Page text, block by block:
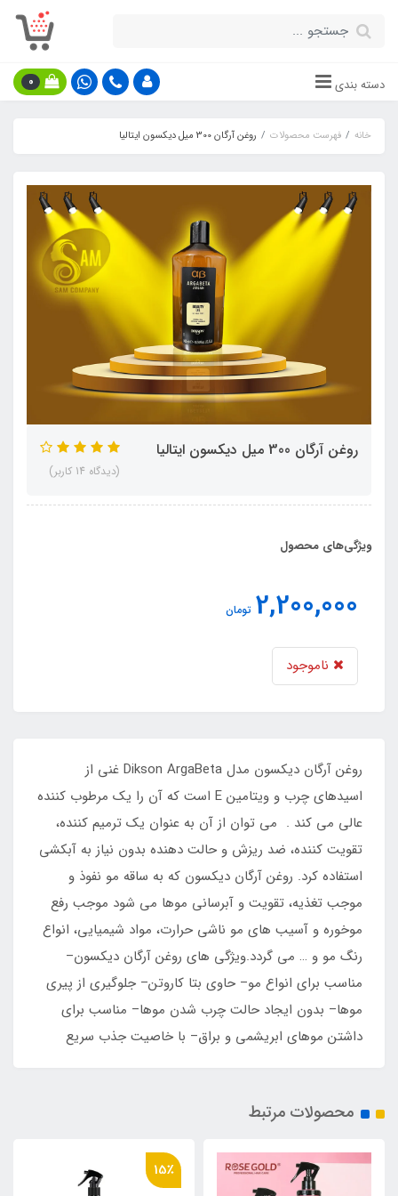
دسته بندی 0
خانه فهرست محصولات روغن آرگان 300 میل دیکسون ایتالیا
روغن آرگان 300 میل دیکسون ایتالیا
(دیدگاه 14 کاربر)
ویژگی‌های محصول
2,200,000 تومان
ناموجود
روغن آرگان دیکسون مدل Dikson ArgaBeta غنی از
اسیدهای چرب و ویتامین E است که آن را یک مرطوب کننده
عالی می کند . می توان از آن به عنوان یک ترمیم کننده،
تقویت کننده، ضد ریزش و حالت دهنده بدون نیاز به آبکشی
استفاده کرد. روغن آرگان دیکسون که به ساقه مو نفوذ و
موجب تغذیه، تقویت و آبرسانی موها می شود موجب رفع
موخوره و آسیب های مو ناشی حرارت، مواد شیمیایی، انواع
رنگ مو و … می گردد.ویژگی های روغن آرگان دیکسون–
مناسب برای انواع مو– حاوی بتا کاروتن– جلوگیری از پیری
موها– بدون ایجاد حالت چرب شدن موها– مناسب برای
داشتن موهای ابریشمی و براق– با خاصیت جذب سریع
محصولات مرتبط
15٪